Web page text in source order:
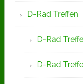
D-Rad Treffen
D-Rad
D-Rad